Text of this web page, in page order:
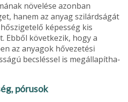
növelé­se azonban
ha­nem az anyag szilárdságát
képesség kis
Ebből következik, hogy a
az anyagok hővezetési
becsléssel is megállapítha­
pórusok